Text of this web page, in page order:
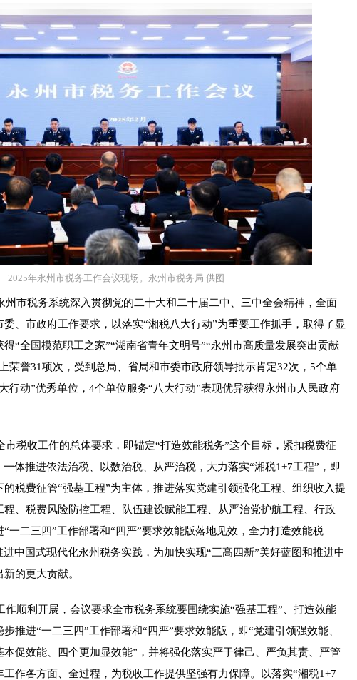
2025年永州市税务工作会议现场。永州市税务局 供图
市税务系统深入贯彻党的二十大和二十届二中、三中全会精神，全面
、市政府工作要求，以落实“湘税八大行动”为重要工作抓手，取得了显
“全国模范职工之家”“湖南省青年文明号”“永州市高质量发展突出贡献
荣誉31项次，受到总局、省局和市委市政府领导批示肯定32次，5个单
行动”优秀单位，4个单位服务“八大行动”表现优异获得永州市人民政府
税收工作的总体要求，即锚定“打造效能税务”这个目标，紧扣税费征
体推进依法治税、以数治税、从严治税，大力落实“湘税1+7工程”，即
的税费征管“强基工程”为主体，推进落实党建引领强化工程、组织收入提
程、税费风险防控工程、队伍建设赋能工程、从严治党护航工程、行政
一二三四”工作部署和“四严”要求效能版落地见效，全力打造效能税
中国式现代化永州税务实践，为加快实现“三高四新”美好蓝图和推进中
的更大贡献。
顺利开展，会议要求全市税务系统要围绕实施“强基工程”、打造效能
推进“一二三四”工作部署和“四严”要求效能版，即“党建引领强效能、
促效能、四个更加显效能”，并将强化落实严于律己、严负其责、严管
工作各方面、全过程，为税收工作提供坚强有力保障。以落实“湘税1+7